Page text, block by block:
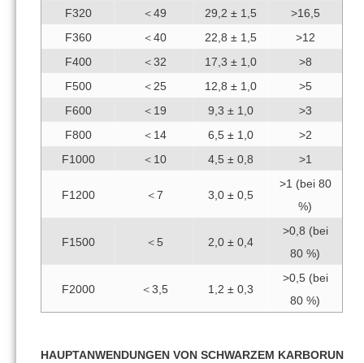
F320
＜49 29,2 ± 1,5
>16,5
F360
＜40 22,8 ± 1,5
>12
F400
＜32 17,3 ± 1,0
>8
F500
＜25 12,8 ± 1,0
>5
F600
＜19 9,3 ± 1,0
>3
F800
＜14 6,5 ± 1,0
>2
F1000
＜10 4,5 ± 0,8 >1
F1200 ＜7 3,0 ± 0,5
>1 (bei 80
%)
F1500 ＜5 2,0 ± 0,4
>0,8 (bei
80 %)
F2000 ＜3,5 1,2 ± 0,3
>0,5 (bei
80 %)
HAUPTANWENDUNGEN VON SCHWARZEM KARBORUN